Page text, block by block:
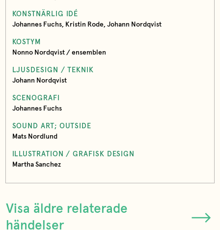
KONSTNÄRLIG IDÉ
Johannes Fuchs, Kristin Rode, Johann Nordqvist
KOSTYM
Nonno Nordqvist / ensemblen
LJUSDESIGN / TEKNIK
Johann Nordqvist
SCENOGRAFI
Johannes Fuchs
SOUND ART; OUTSIDE
Mats Nordlund
ILLUSTRATION / GRAFISK DESIGN
Martha Sanchez
Visa äldre relaterade
händelser